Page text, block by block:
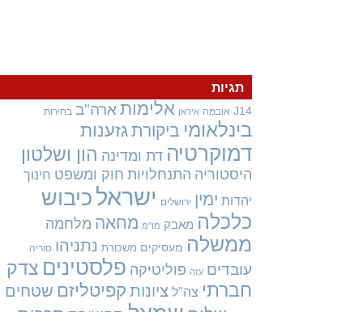
תגיות
J14 אובמה איראן אלימות ארה"ב בחירות
בינלאומיביקורתגזענות
דמוקרטיה דת ומדינההון ושלטון
היסטוריה התנחלויות חוק ומשפט חינוך
יהדות ימין ירושלים ישראלכיבוש
כלכלה מאבק מו"מ מחאהמלחמה
ממשלה מעסיקים משכורת נתניהו סוריה
עובדים עזה פוליטיקה פלסטיניםצדק
חברתי צה"ל ציונותקפיטליזםשטחים